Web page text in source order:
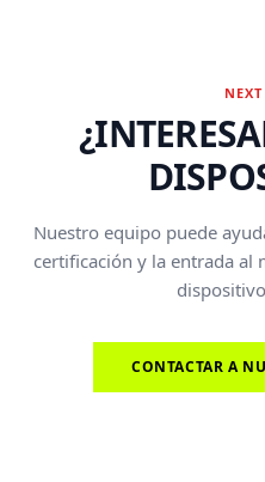
NEXT
Nuestro equipo puede
certificación y la entrada al
CONTACTAR A